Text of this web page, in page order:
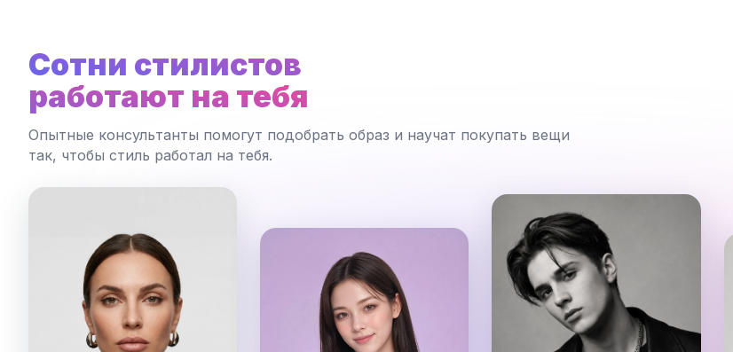
Сотни стилистов
работают на тебя
Опытные консультанты помогут подобрать образ и научат покупать вещи
так, чтобы стиль работал на тебя.